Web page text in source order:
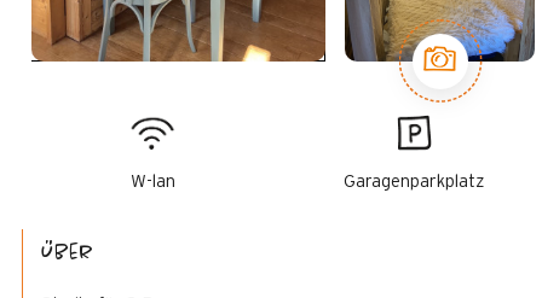
W-lan Garagenparkplatz
Über